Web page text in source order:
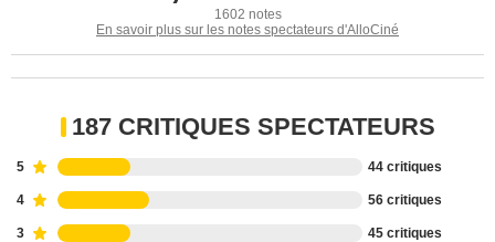
1602 notes
En savoir plus sur les notes spectateurs d'AlloCiné
187 CRITIQUES SPECTATEURS
5 44 critiques
4 56 critiques
3 45 critiques